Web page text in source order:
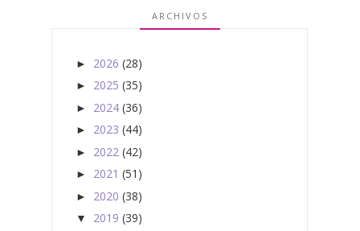
ARCHIVOS
► 2026 (28)
► 2025 (35)
► 2024 (36)
► 2023 (44)
► 2022 (42)
► 2021 (51)
► 2020 (38)
▼ 2019 (39)